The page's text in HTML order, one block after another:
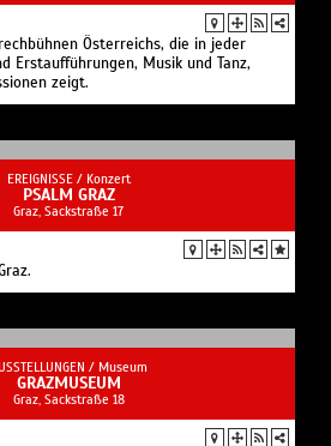
/Museum
Graz, Sackstraße 18
"360 GRAZ - Eine
LIEBOCH
Bahnhofstraße 8
Lieboch TEML